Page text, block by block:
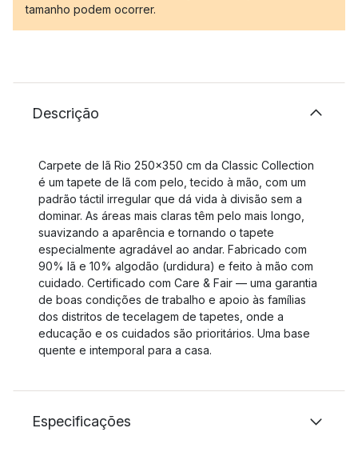
tamanho podem ocorrer.
Descrição
Carpete de lã Rio 250x350 cm da Classic Collection
é um tapete de lã com pelo, tecido à mão, com um
padrão táctil irregular que dá vida à divisão sem a
dominar. As áreas mais claras têm pelo mais longo,
suavizando a aparência e tornando o tapete
especialmente agradável ao andar. Fabricado com
90% lã e 10% algodão (urdidura) e feito à mão com
cuidado. Certificado com Care & Fair — uma garantia
de boas condições de trabalho e apoio às famílias
dos distritos de tecelagem de tapetes, onde a
educação e os cuidados são prioritários. Uma base
quente e intemporal para a casa.
Especificações